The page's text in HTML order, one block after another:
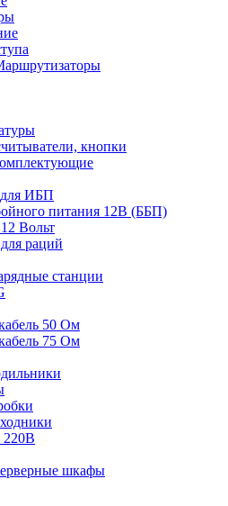
кнопки
ИБП
питания 12В (ББП)
Вольт
раций
станции
50 Ом
75 Ом
220В
шкафы